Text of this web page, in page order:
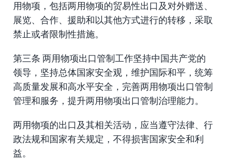
用物项，包括两用物项的贸易性出口及对外赠送、
展览、合作、援助和以其他方式进行的转移，采取
禁止或者限制性措施。
第三条 两用物项出口管制工作坚持中国共产党的
领导，坚持总体国家安全观，维护国际和平，统筹
高质量发展和高水平安全，完善两用物项出口管制
管理和服务，提升两用物项出口管制治理能力。
两用物项的出口及其相关活动，应当遵守法律、行
政法规和国家有关规定，不得损害国家安全和利
益。